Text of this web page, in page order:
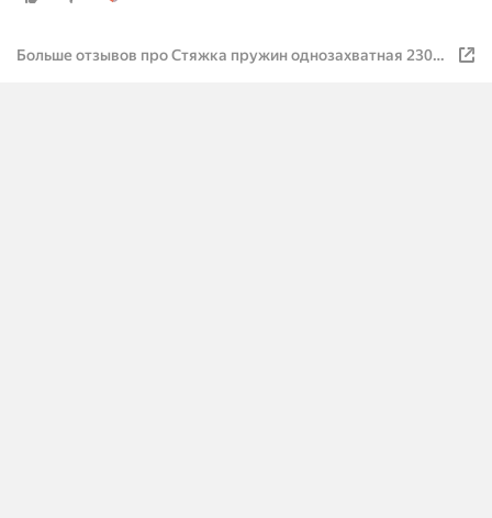
Больше отзывов про Стяжка пружин однозахватная 230